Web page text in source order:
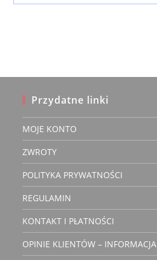
Przydatne linki
MOJE KONTO
ZWROTY
POLITYKA PRYWATNOŚCI
REGULAMIN
KONTAKT I PŁATNOŚCI
OPINIE KLIENTÓW – INFORMACJA